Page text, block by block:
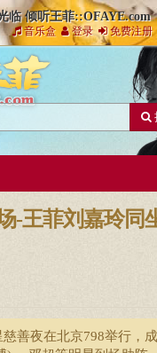
临 倾听王菲::OFAYE.com
音乐盒 登录 免费注册
-王菲刘嘉玲同
善夜在北京798举行，